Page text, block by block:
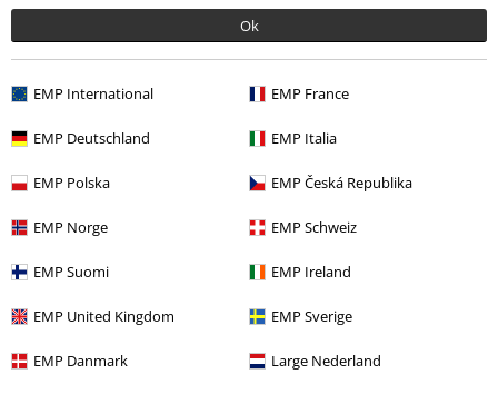
Ok
EMP International EMP France
EMP Deutschland EMP Italia
EMP Polska EMP Česká Republika
EMP Norge EMP Schweiz
EMP Suomi EMP Ireland
EMP United Kingdom EMP Sverige
EMP Danmark Large Nederland
Desde
Más categorías. Más opciones
Mujer Ropa Camisetas & Tops Camisetas
Ofertas % Ropa Camisetas & Tops Camisetas